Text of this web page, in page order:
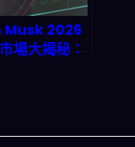
Musk 2026
場大揭秘：